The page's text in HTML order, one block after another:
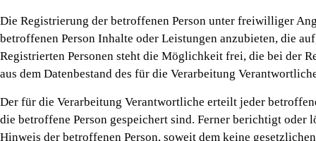
Die Registrierung der betroffenen Person unter freiwilliger
betroffenen Person Inhalte oder Leistungen anzubieten, die
Registrierten Personen steht die Möglichkeit frei, die bei der
aus dem Datenbestand des für die Verarbeitung
Der für die Verarbeitung Verantwortliche erteilt jeder
die betroffene Person gespeichert sind. Ferner berichtigt
Hinweis der betroffenen Person, soweit dem keine